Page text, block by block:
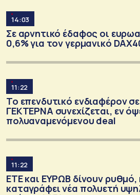
14:03
Σε αρνητικό έδαφος οι
0,6% για τον γερμανικό
11:22
Το επενδυτικό ενδιαφέρον
ΓΕΚΤΕΡΝΑ συνεχίζεται, εν
πολυαναμενόμενου deal
11:22
ΕΤΕ και ΕΥΡΩΒ δίνουν ρυθμό,
καταγράφει νέα πολυετή